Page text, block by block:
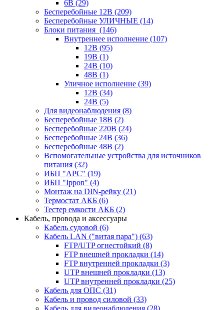
6В (29)
Бесперебойные 12В (209)
Бесперебойные УЛИЧНЫЕ (14)
Блоки питания (146)
Внутреннее исполнение (107)
12В (95)
19В (1)
24В (10)
48В (1)
Уличное исполнение (39)
12В (34)
24В (5)
Для видеонаблюдения (8)
Бесперебойные 18В (2)
Бесперебойные 220В (24)
Бесперебойные 24В (36)
Бесперебойные 48В (2)
Вспомогательные устройства для источников
питания (32)
ИБП "APC" (19)
ИБП "Ippon" (4)
Монтаж на DIN-рейку (21)
Термостат АКБ (6)
Тестер емкости АКБ (2)
Кабель, провода и аксессуары
Кабель судовой (6)
Кабель LAN ("витая пара") (63)
FTP/UTP огнестойкий (8)
FTP внешней прокладки (14)
FTP внутренней прокладки (3)
UTP внешней прокладки (13)
UTP внутренней прокладки (25)
Кабель для ОПС (31)
Кабель и провод силовой (33)
Кабель для видеонаблюдения (28)